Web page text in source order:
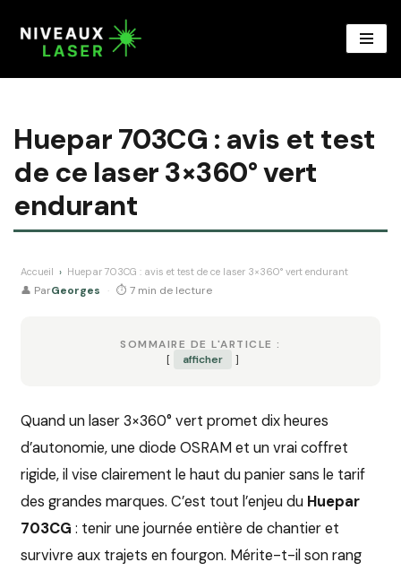
au
Huepar 703CG : avis et test
de ce laser 3×360° vert
endurant
Accueil › Huepar 703CG : avis et test de ce laser 3×360° vert endurant
👤 ParGeorges · ⏱ 7 min de lecture
SOMMAIRE DE L'ARTICLE :
afficher
Quand un laser 3×360° vert promet dix heures
d’autonomie, une diode OSRAM et un vrai coffret
rigide, il vise clairement le haut du panier sans le tarif
des grandes marques. C’est tout l’enjeu du Huepar
703CG : tenir une journée entière de chantier et
survivre aux trajets en fourgon. Mérite-t-il son rang